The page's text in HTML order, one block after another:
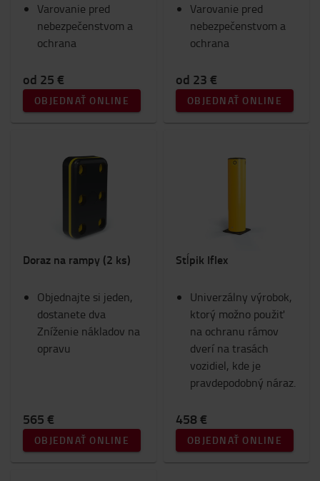
Varovanie pred
nebezpečenstvom a
ochrana
od 25 €
OBJEDNAŤ ONLINE
Varovanie pred
nebezpečenstvom a
ochrana
od 23 €
OBJEDNAŤ ONLINE
Doraz na rampy (2 ks)
Objednajte si jeden,
dostanete dva
Zníženie nákladov na
opravu
565 €
OBJEDNAŤ ONLINE
Stĺpik Iflex
Univerzálny výrobok,
ktorý možno použiť
na ochranu rámov
dverí na trasách
vozidiel, kde je
pravdepodobný náraz.
458 €
OBJEDNAŤ ONLINE